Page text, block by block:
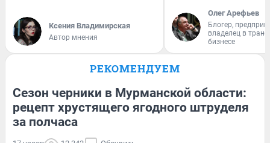
Ксения Владимирская
Автор мнения
Олег Арефьев
Блогер,
владелец в
бизнесе
РЕКОМЕНДУЕМ
Сезон черники в Мурманской области:
рецепт хрустящего ягодного штруделя
за полчаса